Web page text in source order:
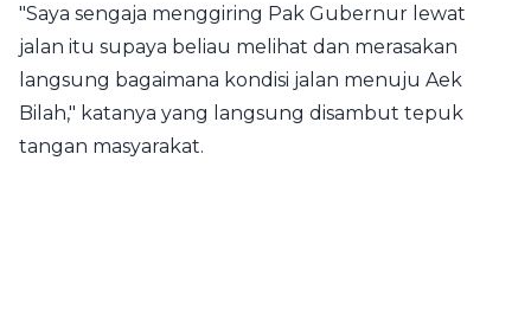
"Saya sengaja menggiring Pak Gubernur lewat
jalan itu supaya beliau melihat dan merasakan
langsung bagaimana kondisi jalan menuju Aek
Bilah," katanya yang langsung disambut tepuk
tangan masyarakat.